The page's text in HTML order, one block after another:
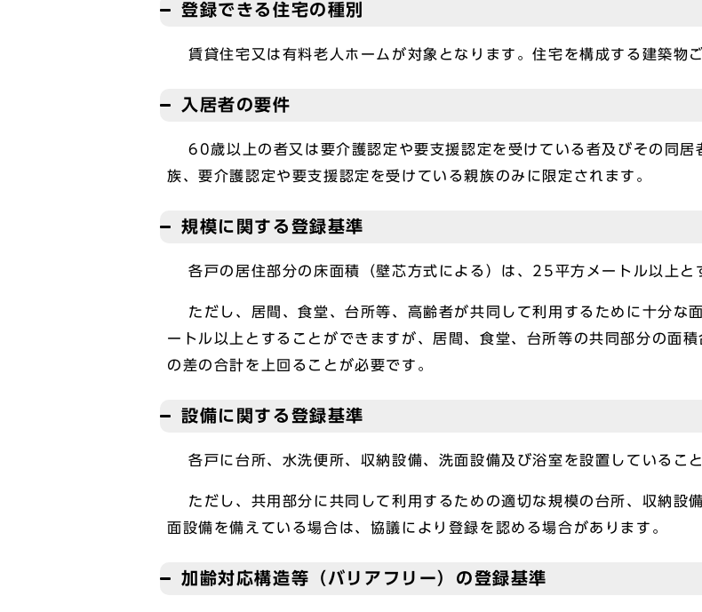
登録できる住宅の種別
賃貸住宅又は有料老人ホームが対象となります。住宅を構成する建築物
入居者の要件
60歳以上の者又は要介護認定や要支援認定を受けている者及びその同居
族、要介護認定や要支援認定を受けている親族のみに限定されます。
規模に関する登録基準
各戸の居住部分の床面積（壁芯方式による）は、25平方メートル以上と
ただし、居間、食堂、台所等、高齢者が共同して利用するために十分な
ートル以上とすることができますが、居間、食堂、台所等の共同部分の面
の差の合計を上回ることが必要です。
設備に関する登録基準
各戸に台所、水洗便所、収納設備、洗面設備及び浴室を設置していること
ただし、共用部分に共同して利用するための適切な規模の台所、収納設
面設備を備えている場合は、協議により登録を認める場合があります。
加齢対応構造等（バリアフリー）の登録基準